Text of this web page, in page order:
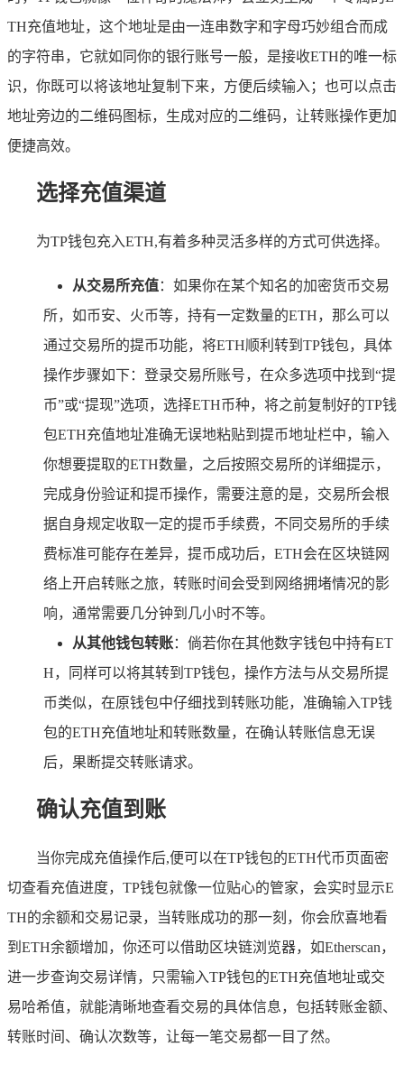
TH充值地址，这个地址是由一连串数字和字母巧妙组合而成
的字符串，它就如同你的银行账号一般，是接收ETH的唯一标
识，你既可以将该地址复制下来，方便后续输入；也可以点击
地址旁边的二维码图标，生成对应的二维码，让转账操作更加
便捷高效。
选择充值渠道
为TP钱包充入ETH,有着多种灵活多样的方式可供选择。
从交易所充值：如果你在某个知名的加密货币交易
所，如币安、火币等，持有一定数量的ETH，那么可以
通过交易所的提币功能，将ETH顺利转到TP钱包，具体
操作步骤如下：登录交易所账号，在众多选项中找到“提
币”或“提现”选项，选择ETH币种，将之前复制好的TP钱
包ETH充值地址准确无误地粘贴到提币地址栏中，输入
你想要提取的ETH数量，之后按照交易所的详细提示，
完成身份验证和提币操作，需要注意的是，交易所会根
据自身规定收取一定的提币手续费，不同交易所的手续
费标准可能存在差异，提币成功后，ETH会在区块链网
络上开启转账之旅，转账时间会受到网络拥堵情况的影
响，通常需要几分钟到几小时不等。
从其他钱包转账：倘若你在其他数字钱包中持有ET
H，同样可以将其转到TP钱包，操作方法与从交易所提
币类似，在原钱包中仔细找到转账功能，准确输入TP钱
包的ETH充值地址和转账数量，在确认转账信息无误
后，果断提交转账请求。
确认充值到账
当你完成充值操作后,便可以在TP钱包的ETH代币页面密
切查看充值进度，TP钱包就像一位贴心的管家，会实时显示E
TH的余额和交易记录，当转账成功的那一刻，你会欣喜地看
到ETH余额增加，你还可以借助区块链浏览器，如Etherscan，
进一步查询交易详情，只需输入TP钱包的ETH充值地址或交
易哈希值，就能清晰地查看交易的具体信息，包括转账金额、
转账时间、确认次数等，让每一笔交易都一目了然。